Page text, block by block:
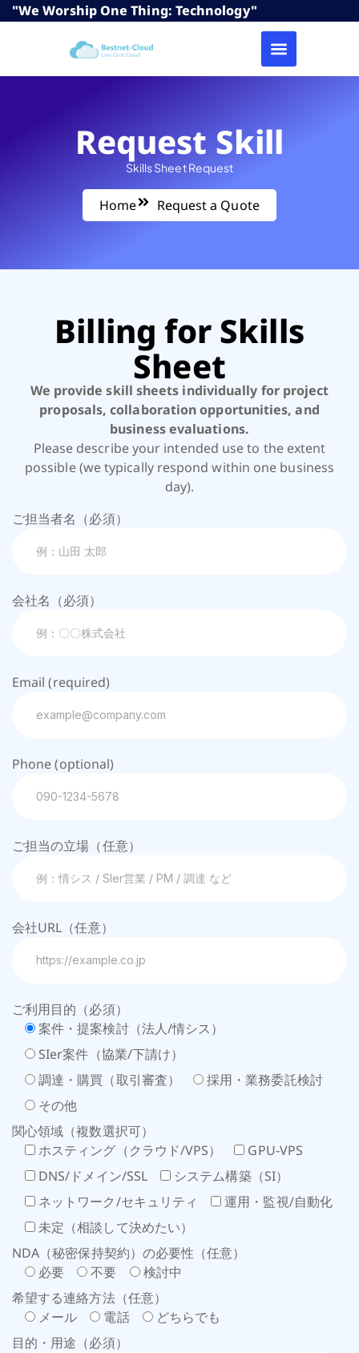
"We Worship One Thing: Technology"
Request Skill
Skills Sheet Request
Home Request a Quote
Billing for Skills
Sheet
We provide skill sheets individually for project
proposals, collaboration opportunities, and
business evaluations.
Please describe your intended use to the extent
possible (we typically respond within one business
day).
ご担当者名（必須）
会社名（必須）
Email (required)
Phone (optional)
ご担当の立場（任意）
会社URL（任意）
ご利用目的（必須）
案件・提案検討（法人/情シス）
SIer案件（協業/下請け）
調達・購買（取引審査）
採用・業務委託検討
その他
関心領域（複数選択可）
ホスティング（クラウド/VPS）
GPU-VPS
DNS/ドメイン/SSL
システム構築（SI）
ネットワーク/セキュリティ
運用・監視/自動化
未定（相談して決めたい）
NDA（秘密保持契約）の必要性（任意）
必要
不要
検討中
希望する連絡方法（任意）
メール
電話
どちらでも
目的・用途（必須）